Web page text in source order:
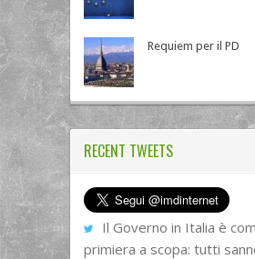
Requiem per il PD
RECENT TWEETS
Il Governo in Italia è
primiera a scopa: tutti